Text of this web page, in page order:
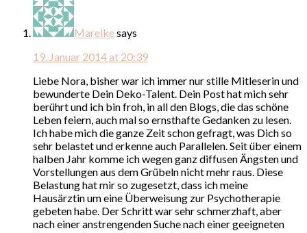
Mareikesays
19. Januar 2014 at 20:39
Liebe Nora, bisher war ich immer nur stille Mitleserin und
bewunderte Dein Deko-Talent. Dein Post hat mich sehr
berührt und ich bin froh, in all den Blogs, die das schöne
Leben feiern, auch mal so ernsthafte Gedanken zu lesen.
Ich habe mich die ganze Zeit schon gefragt, was Dich so
sehr belastet und erkenne auch Parallelen. Seit über einem
halben Jahr komme ich wegen ganz diffusen Ängsten und
Vorstellungen aus dem Grübeln nicht mehr raus. Diese
Belastung hat mir so zugesetzt, dass ich meine
Hausärztin um eine Überweisung zur Psychotherapie
gebeten habe. Der Schritt war sehr schmerzhaft, aber
nach einer anstrengenden Suche nach einer geeigneten